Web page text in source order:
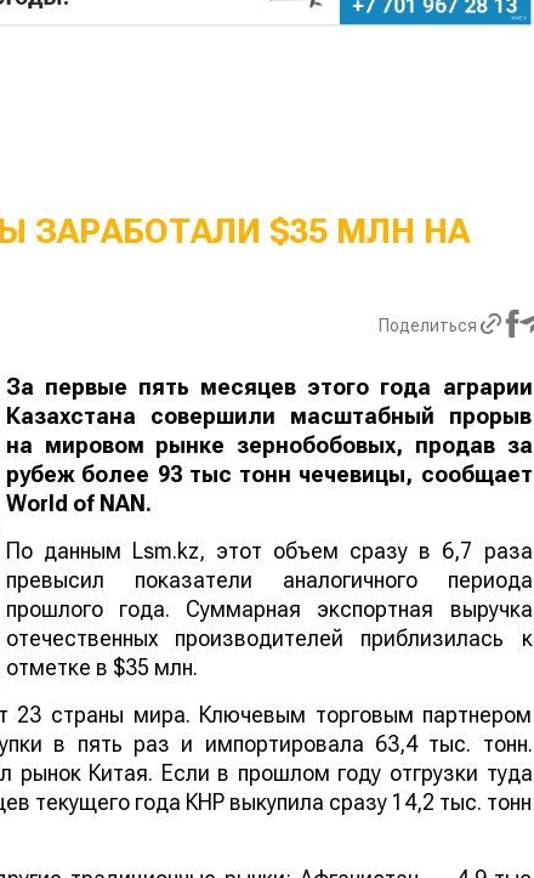
ЗАРАБОТАЛИ $35 МЛН НА
Поделиться
За первые пять месяцев этого года аграрии
Казахстана совершили масштабный прорыв
на мировом рынке зернобобовых, продав за
рубеж более 93 тыс тонн чечевицы, сообщает
World of NAN .
По данным Lsm.kz, этот объем сразу в 6,7 раза
превысил показатели аналогичного периода
прошлого года. Суммарная экспортная выручка
отечественных производителей приблизилась к
отметке в $35 млн.
23 страны мира. Ключевым торговым партнером
в пять раз и импортировала 63,4 тыс. тонн.
рынок Китая. Если в прошлом году отгрузки туда
текущего года КНР выкупила сразу 14,2 тыс. тонн